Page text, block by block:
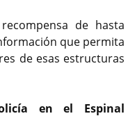
de hasta
que permita
de esas estructuras
en el Espinal